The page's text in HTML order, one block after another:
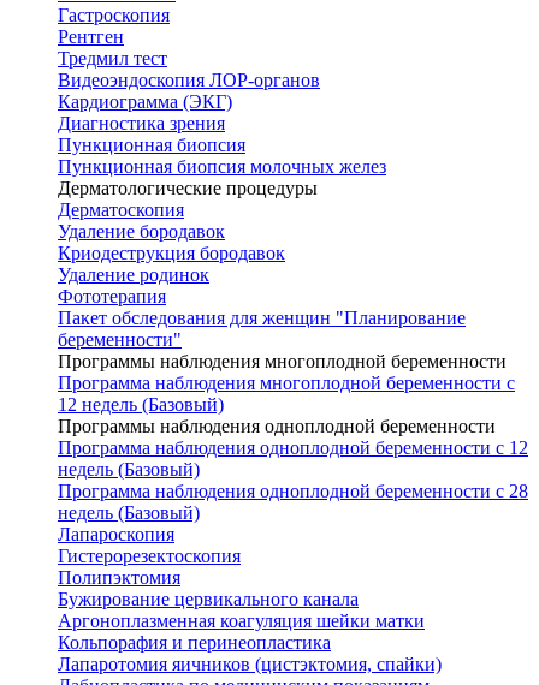
Гастроскопия
Рентген
Тредмил тест
Видеоэндоскопия ЛОР-органов
Кардиограмма (ЭКГ)
Диагностика зрения
Пункционная биопсия
Пункционная биопсия молочных желез
Дерматологические процедуры
Дерматоскопия
Удаление бородавок
Криодеструкция бородавок
Удаление родинок
Фототерапия
Пакет обследования для женщин "Планирование
беременности"
Программы наблюдения многоплодной беременности
Программа наблюдения многоплодной беременности с
12 недель (Базовый)
Программы наблюдения одноплодной беременности
Программа наблюдения одноплодной беременности с 12
недель (Базовый)
Программа наблюдения одноплодной беременности с 28
недель (Базовый)
Лапароскопия
Гистерорезектоскопия
Полипэктомия
Бужирование цервикального канала
Аргоноплазменная коагуляция шейки матки
Кольпорафия и перинеопластика
Лапаротомия яичников (цистэктомия, спайки)